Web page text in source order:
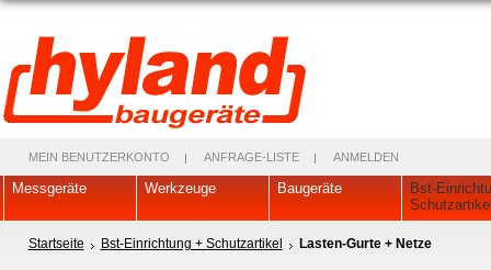
MEIN BENUTZERKONTO ANFRAGE-LISTE ANMELDEN
Messgeräte Werkzeuge Baugeräte
Bst-
Startseite Bst-Einrichtung + Schutzartikel Lasten-Gurte + Netze